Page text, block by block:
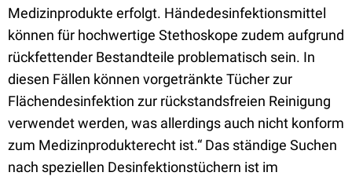
Medizinprodukte erfolgt. Händedesinfektionsmittel
können für hochwertige Stethoskope zudem aufgrund
rückfettender Bestandteile problematisch sein. In
diesen Fällen können vorgetränkte Tücher zur
Flächendesinfektion zur rückstandsfreien Reinigung
verwendet werden, was allerdings auch nicht konform
zum Medizinprodukterecht ist.“ Das ständige Suchen
nach speziellen Desinfektionstüchern ist im